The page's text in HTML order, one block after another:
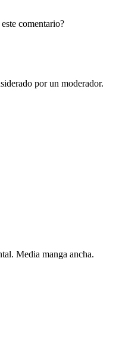
comentario?
por un moderador.
Media manga ancha.